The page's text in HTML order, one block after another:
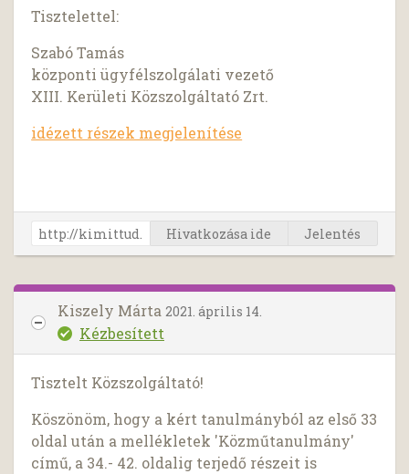
Tisztelettel:
Szabó Tamás
központi ügyfélszolgálati vezető
XIII. Kerületi Közszolgáltató Zrt.
idézett részek megjelenítése
Hivatkozása ide Jelentés
Kiszely Márta 2021. április 14.
Kézbesített
Tisztelt Közszolgáltató!
Köszönöm, hogy a kért tanulmányból az első 33
oldal után a mellékletek 'Közműtanulmány'
című, a 34.- 42. oldalig terjedő részeit is